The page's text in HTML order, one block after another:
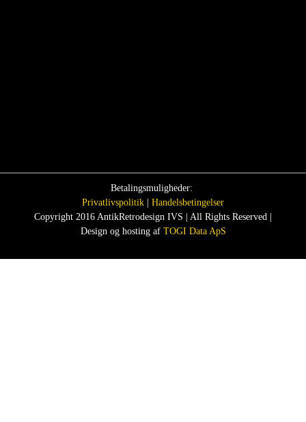
Betalingsmuligheder:
Privatlivspolitik
Handelsbetingelser
Copyright 2016 AntikRetrodesign IVS | All Rights Reserved |
Design og hosting af TOGI Data ApS